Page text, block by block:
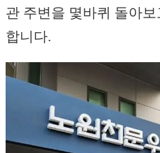
관 주변을 몇바퀴 돌아
합니다.